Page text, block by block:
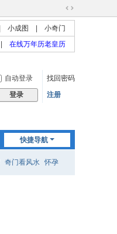
切
换
到
宽
小成图
小奇门
在线万年历老皇历
自动登录
找回密码
登录 注册
快捷导航
奇门看风水 怀孕